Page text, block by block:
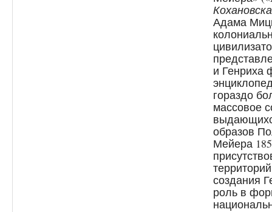
Адама
и Генриха
гораздо
массовое
образов
Мейера
создания
роль в